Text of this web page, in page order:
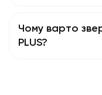
Чому варто
PLUS?